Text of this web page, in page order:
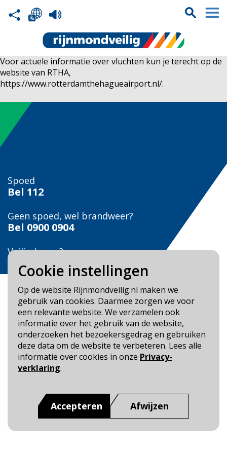
Cookie instellingen
Op de website Rijnmondveilig.nl maken we
gebruik van cookies. Daarmee zorgen we voor
een relevante website. We verzamelen ook
informatie over het gebruik van de website,
onderzoeken het bezoekersgedrag en gebruiken
deze data om de website te verbeteren. Lees alle
informatie over cookies in onze Privacy-
verklaring.
Accepteren Afwijzen
Voor actuele informatie over vluchten kun je terecht op de
website van RTHA,
https://www.rotterdamthehagueairport.nl/.
Spoed
Bel 112
Geen spoed, wel brandweer?
Bel 0900 0904
Veilig Leven?
Bel 0900-8387
Blijf op de hoogte
Cookie- en Privacybeleid
Toegankelijkheid
Rijnmond